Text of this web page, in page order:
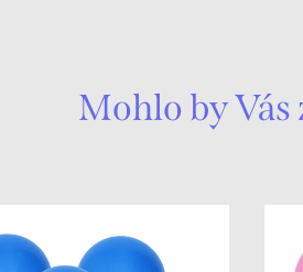
Mohlo by